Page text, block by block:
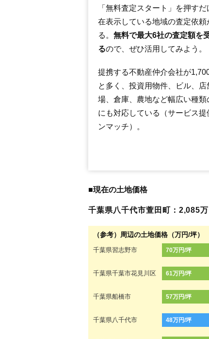
「無料査定スタート」を押すだ
在表示している地域の査定依頼
る。 無料で最大6社の査定額を
るので、ぜひ活用してみよう。
提携する不動産仲介会社が
と多く、投資用物件、ビル、店
場、倉庫、農地など幅広い種類
にも対応している（サービス提
ンマッチ）。
■現在の土地価格
千葉県八千代市萱田町：2,085
（参考）周辺の土地価格（万円/坪）
千葉県習志野市 70万円/坪
千葉県千葉市花見川区 61万円/坪
千葉県船橋市 57万円/坪
千葉県八千代市 48万円/坪